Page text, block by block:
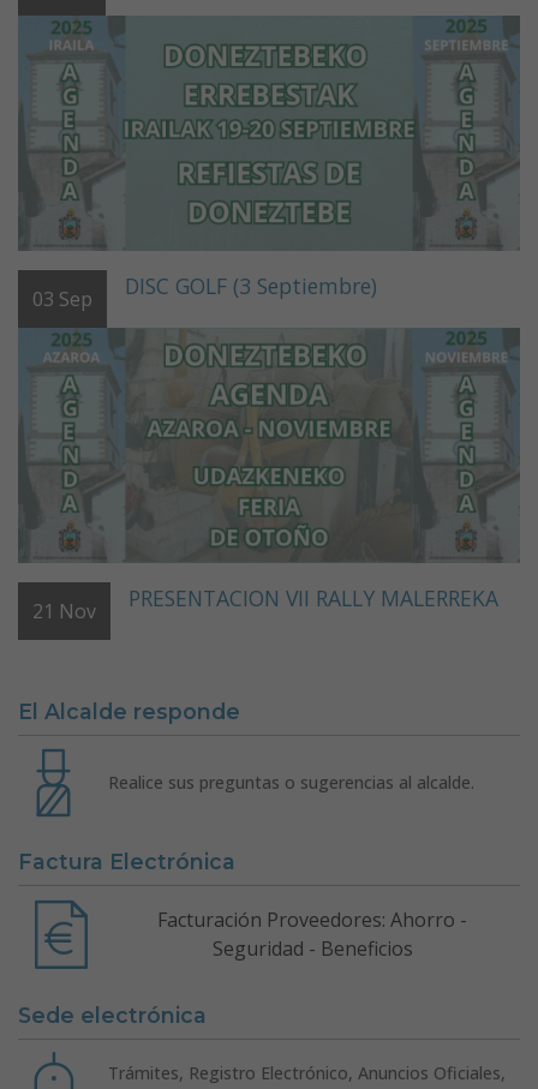
03 Sep DISC GOLF (3 Septiembre)
21 Nov PRESENTACION VII RALLY MALERREKA
El Alcalde responde
Realice sus preguntas o sugerencias al alcalde.
Factura Electrónica
Facturación Proveedores: Ahorro -
Seguridad - Beneficios
Sede electrónica
Trámites, Registro Electrónico, Anuncios Oficiales,